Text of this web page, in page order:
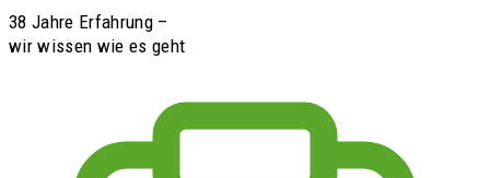
38 Jahre Erfahrung –
wir wissen wie es geht